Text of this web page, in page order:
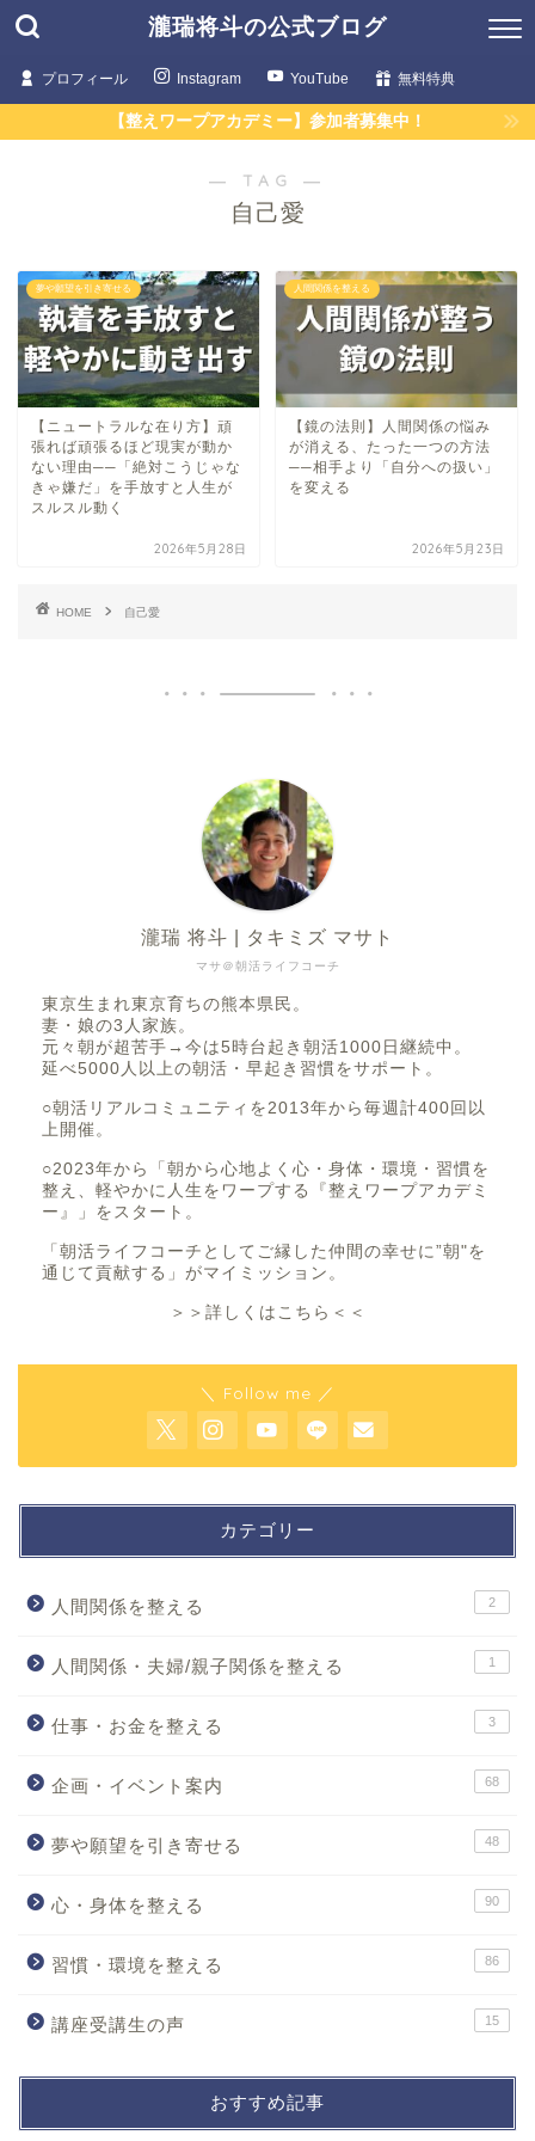
瀧瑞将斗の公式ブログ
プロフィール Instagram YouTube 無料特典
【整えワープアカデミー】参加者募集中！
― TAG ―
自己愛
夢や願望を引き寄せる
【ニュートラルな在り方】頑
張れば頑張るほど現実が動か
ない理由──「絶対こうじゃな
きゃ嫌だ」を手放すと人生が
スルスル動く
2026年5月28日
人間関係を整える
【鏡の法則】人間関係の悩み
が消える、たった一つの方法
──相手より「自分への扱い」
を変える
2026年5月23日
HOME 自己愛
マサ＠朝活ライフコーチ
瀧瑞 将斗 | タキミズ マサト
東京生まれ東京育ちの熊本県民。
妻・娘の3人家族。
元々朝が超苦手→今は5時台起き朝活1000日継続中。
延べ5000人以上の朝活・早起き習慣をサポート。
○朝活リアルコミュニティを2013年から毎週計400回以
上開催。
○2023年から「朝から心地よく心・身体・環境・習慣を
整え、軽やかに人生をワープする『整えワープアカデミ
ー』」をスタート。
「朝活ライフコーチとしてご縁した仲間の幸せに”朝"を
通じて貢献する」がマイミッション。
＞＞詳しくはこちら＜＜
＼ Follow me ／
カテゴリー
人間関係を整える 2
人間関係・夫婦/親子関係を整える 1
仕事・お金を整える 3
企画・イベント案内 68
夢や願望を引き寄せる 48
心・身体を整える 90
習慣・環境を整える 86
講座受講生の声 15
おすすめ記事